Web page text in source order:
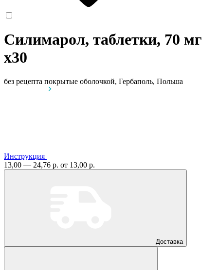
Силимарол, таблетки, 70 мг
x30
без рецепта покрытые оболочкой, Гербаполь, Польша
Инструкция
13,00 — 24,76 р. от 13,00 р.
Доставка